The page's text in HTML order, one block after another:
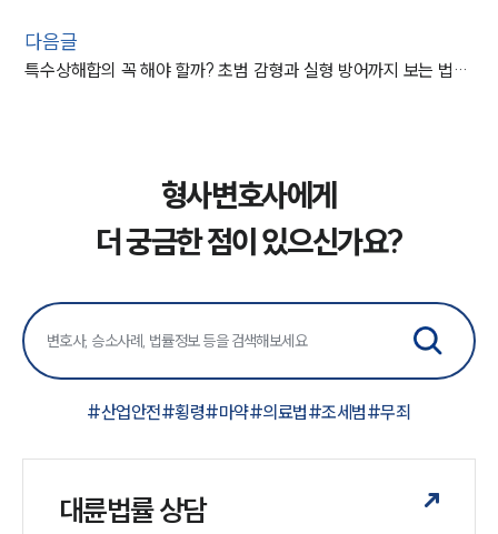
다음글
특수상해합의 꼭 해야 할까? 초범 감형과 실형 방어까지 보는 법률 가이드
형사변호사에게
더 궁금한 점이 있으신가요?
#산업안전#횡령#마약#의료법#조세범#무죄
대륜법률 상담